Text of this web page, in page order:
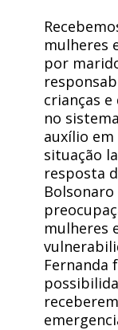
mulheres
por
crianças e
no
auxílio em
situação
resposta
mulheres
Fernanda